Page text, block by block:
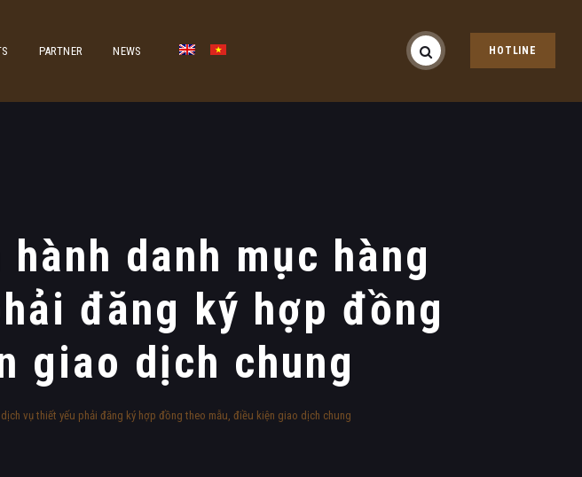
PARTNER NEWS HOTLINE
danh mục hàng
đăng ký hợp đồng
giao dịch chung
vụ thiết yếu phải đăng ký hợp đồng theo mẫu, điều kiện giao dịch chung